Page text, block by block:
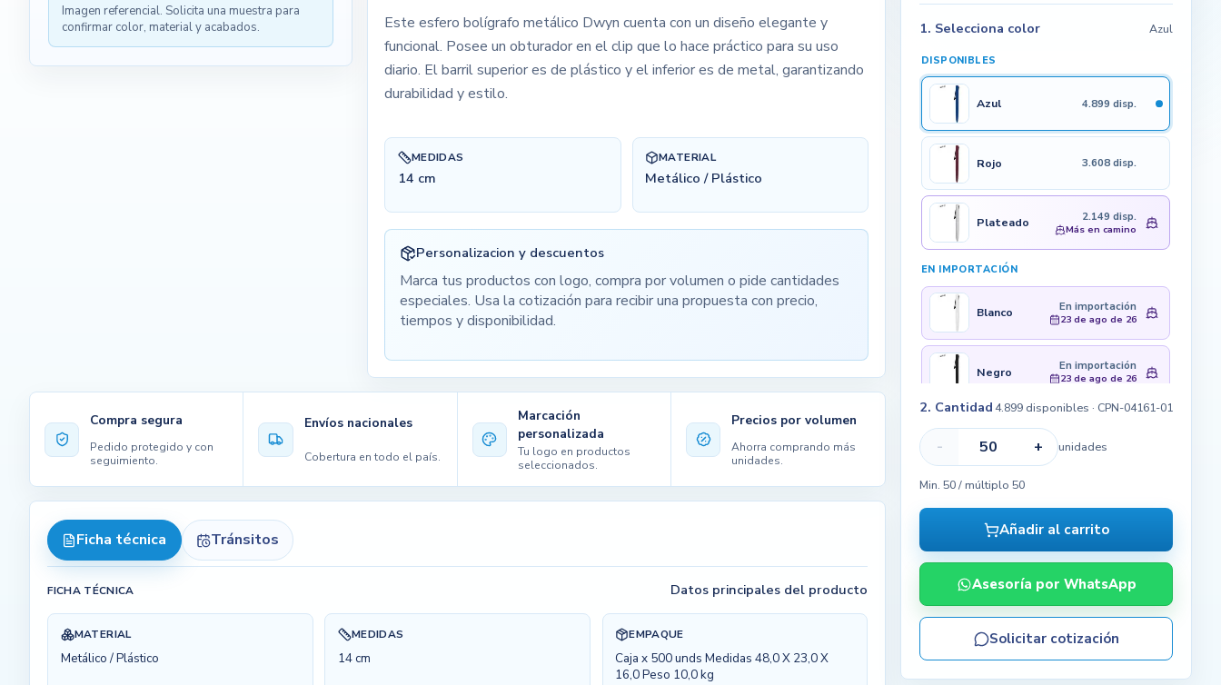
Imagen referencial. Solicita una muestra para
confirmar color, material y acabados.
Este esfero bolígrafo metálico Dwyn cuenta con un diseño elegante y
funcional. Posee un obturador en el clip que lo hace práctico para su uso
diario. El barril superior es de plástico y el inferior es de metal, garantizando
durabilidad y estilo.
MEDIDAS
14 cm
MATERIAL
Metálico / Plástico
Personalizacion y descuentos
Marca tus productos con logo, compra por volumen o pide cantidades
especiales. Usa la cotización para recibir una propuesta con precio,
tiempos y disponibilidad.
Compra segura
Pedido protegido y con
seguimiento.
Envíos nacionales
Cobertura en todo el país.
Marcación
personalizada
Tu logo en productos
seleccionados.
Precios por volumen
Ahorra comprando más
unidades.
Ficha técnica Tránsitos
FICHA TÉCNICA Datos principales del producto
MATERIAL
Metálico / Plástico
MEDIDAS
14 cm
EMPAQUE
Caja x 500 unds Medidas 48,0 X 23,0 X
16,0 Peso 10,0 kg
1. Selecciona color Azul
DISPONIBLES
Azul 4.899 disp.
Rojo 3.608 disp.
Plateado 2.149 disp.
Más en camino
EN IMPORTACIÓN
Blanco En importación
23 de ago de 26
Negro En importación
23 de ago de 26
2. Cantidad4.899 disponibles · CPN-04161-01
- + unidades
Min. 50 / múltiplo 50
Añadir al carrito
Asesoría por WhatsApp
Solicitar cotización